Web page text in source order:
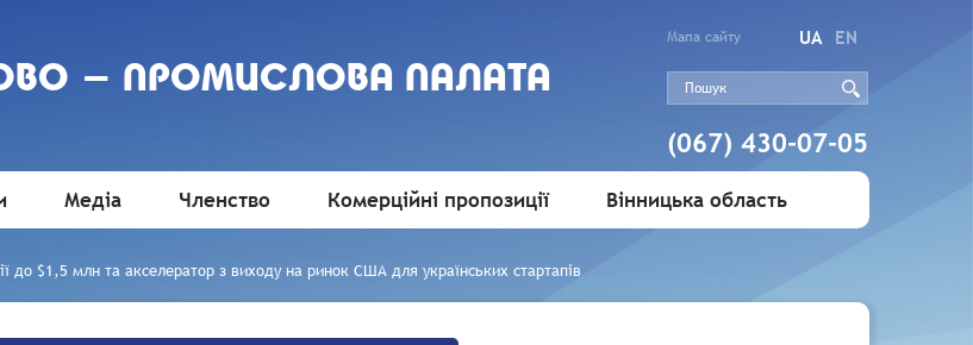
- ПРОМИСЛОВА ПАЛАТА
Мапа сайту UA EN
(067) 430-07-05
Медіа Членство Комерційні пропозиції Вінницька область
до $1,5 млн та акселератор з виходу на ринок США для українських стартапів